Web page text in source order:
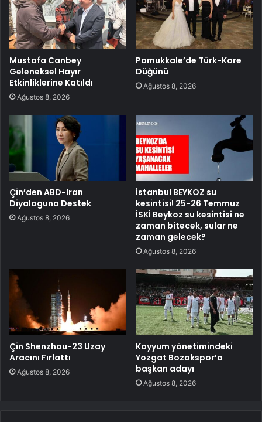
Mustafa Canbey
Geleneksel Hayır
Etkinliklerine Katıldı
Ağustos 8, 2026
Pamukkale’de Türk-Kore
Düğünü
Ağustos 8, 2026
Çin’den ABD-Iran
Diyaloguna Destek
Ağustos 8, 2026
İstanbul BEYKOZ su
kesintisi! 25-26 Temmuz
İSKİ Beykoz su kesintisi ne
zaman bitecek, sular ne
zaman gelecek?
Ağustos 8, 2026
Çin Shenzhou-23 Uzay
Aracını Fırlattı
Ağustos 8, 2026
Kayyum yönetimindeki
Yozgat Bozokspor’a
başkan adayı
Ağustos 8, 2026